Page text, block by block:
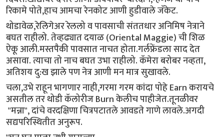
रिकामे पोते,हाच आमचा रेनकोट आणी हुडीवाले जॅकेट.
थोडावेळ,रेलिगेअर रेललो व पावसाची संततधार अनिमिष नेत्राने
बघत राहीलो. तेव्हढ्यात दयाळ (Oriental Maggie) ची शिळ
ऐकू आली.मस्तपैकी पावसात नाचत होता.गर्लफ्रेंडला साद देत
असावा. त्याचा तो नाच बघत उभा राहीलो. कॅमेरा बरोबर नव्हता,
अतिशय दु:ख झाले पण नेत्र आणी मन मात्र सुखावले.
चला,उभे राहून भागणार नाही,गरमा गरम कांदा पोहे Earn करायचे
असतील तर थोडी कॅलोरीज Burn केलीच पाहीजेत.तूनळीवर
"मन्ना", दांचे वरदक्षिणा चित्रपटातले आवडते गाणे लावले.अगदी
सद्यपरिस्थितीत अनुरूप.